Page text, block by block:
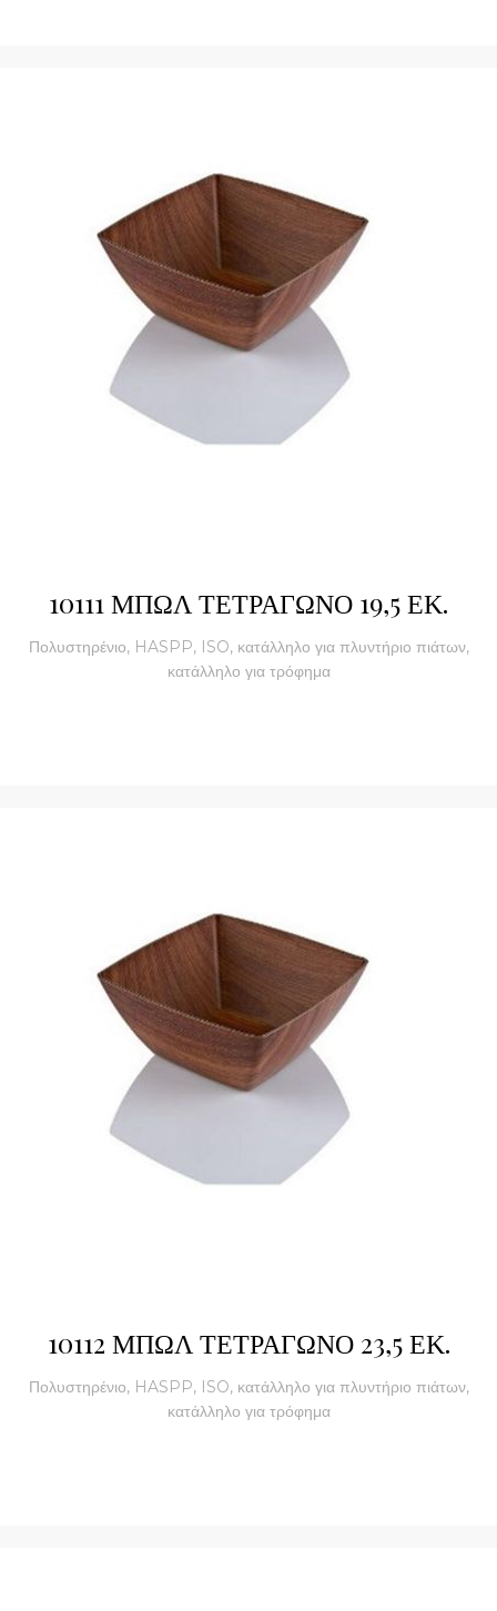
10111 ΜΠΩΛ ΤΕΤΡΑΓΩΝΟ 19,5 ΕΚ.
Πολυστηρένιο, HASPP, ISO, κατάλληλο για πλυντήριο πιάτων,
κατάλληλο για τρόφημα
10112 ΜΠΩΛ ΤΕΤΡΑΓΩΝΟ 23,5 ΕΚ.
Πολυστηρένιο, HASPP, ISO, κατάλληλο για πλυντήριο πιάτων,
κατάλληλο για τρόφημα